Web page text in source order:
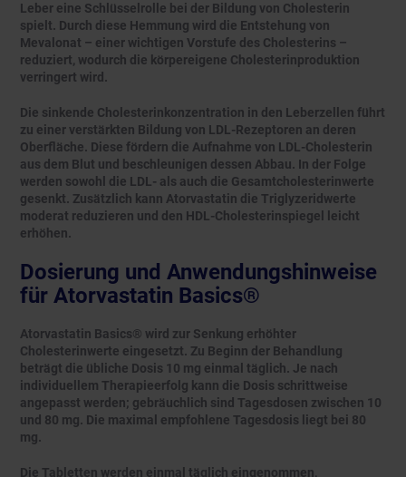
Leber eine Schlüsselrolle bei der Bildung von Cholesterin
spielt. Durch diese Hemmung wird die Entstehung von
Mevalonat – einer wichtigen Vorstufe des Cholesterins –
reduziert, wodurch die körpereigene Cholesterinproduktion
verringert wird.
Die sinkende Cholesterinkonzentration in den Leberzellen führt
zu einer verstärkten Bildung von LDL-Rezeptoren an deren
Oberfläche. Diese fördern die Aufnahme von LDL-Cholesterin
aus dem Blut und beschleunigen dessen Abbau. In der Folge
werden sowohl die LDL- als auch die Gesamtcholesterinwerte
gesenkt. Zusätzlich kann Atorvastatin die Triglyzeridwerte
moderat reduzieren und den HDL-Cholesterinspiegel leicht
erhöhen.
Dosierung und Anwendungshinweise
für Atorvastatin Basics®
Atorvastatin Basics® wird zur Senkung erhöhter
Cholesterinwerte eingesetzt. Zu Beginn der Behandlung
beträgt die übliche Dosis 10 mg einmal täglich. Je nach
individuellem Therapieerfolg kann die Dosis schrittweise
angepasst werden; gebräuchlich sind Tagesdosen zwischen 10
und 80 mg. Die maximal empfohlene Tagesdosis liegt bei 80
mg.
Die Tabletten werden einmal täglich eingenommen,